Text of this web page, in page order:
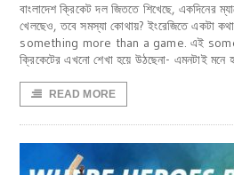
বাংলাদেশ ক্রিকেট দল জিততে শিখেছে, একদিনের
খেলছেও, তবে সমস্যা কোথায়? ইংরেজিতে একটা
something more than a game. এই
ক্রিকেটের এখনো শেখা হয়ে উঠছেনা- এমনটাই মনে
READ MORE